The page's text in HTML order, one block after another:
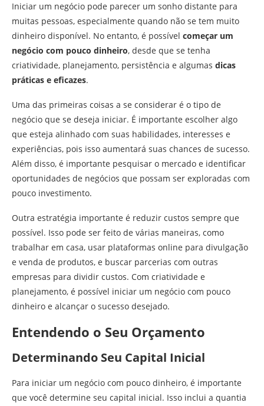
Iniciar um negócio pode parecer um sonho distante para
muitas pessoas, especialmente quando não se tem muito
dinheiro disponível. No entanto, é possível começar um
negócio com pouco dinheiro, desde que se tenha
criatividade, planejamento, persistência e algumas dicas
práticas e eficazes.
Uma das primeiras coisas a se considerar é o tipo de
negócio que se deseja iniciar. É importante escolher algo
que esteja alinhado com suas habilidades, interesses e
experiências, pois isso aumentará suas chances de sucesso.
Além disso, é importante pesquisar o mercado e identificar
oportunidades de negócios que possam ser exploradas com
pouco investimento.
Outra estratégia importante é reduzir custos sempre que
possível. Isso pode ser feito de várias maneiras, como
trabalhar em casa, usar plataformas online para divulgação
e venda de produtos, e buscar parcerias com outras
empresas para dividir custos. Com criatividade e
planejamento, é possível iniciar um negócio com pouco
dinheiro e alcançar o sucesso desejado.
Entendendo o Seu Orçamento
Determinando Seu Capital Inicial
Para iniciar um negócio com pouco dinheiro, é importante
que você determine seu capital inicial. Isso inclui a quantia